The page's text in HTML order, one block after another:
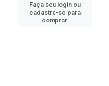
Faça seu login ou
cadastre-se para
comprar.